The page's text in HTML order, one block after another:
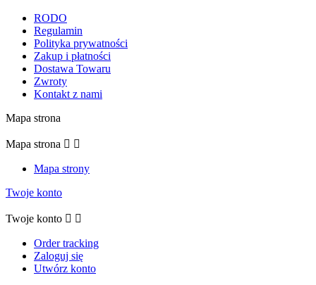
RODO
Regulamin
Polityka prywatności
Zakup i płatności
Dostawa Towaru
Zwroty
Kontakt z nami
Mapa strona
Mapa strona  
Mapa strony
Twoje konto
Twoje konto  
Order tracking
Zaloguj się
Utwórz konto